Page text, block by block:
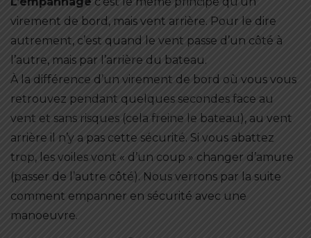
virement de bord, mais vent arrière. Pour le dire
autrement, c’est quand le vent passe d’un côté à
l’autre, mais par l’arrière du bateau.
À la différence d’un virement de bord où vous vous
retrouvez pendant quelques secondes face au
vent et sans risques (cela freine le bateau), au vent
arrière il n’y a pas cette sécurité. Si vous abattez
trop, les voiles vont « d’un coup » changer d’amure
(passer de l’autre côté). Nous verrons par la suite
comment empanner en sécurité avec une
manoeuvre.